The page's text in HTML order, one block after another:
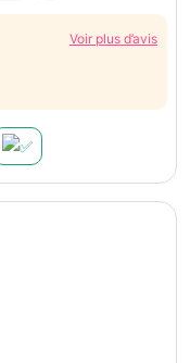
Voir plus d’avis